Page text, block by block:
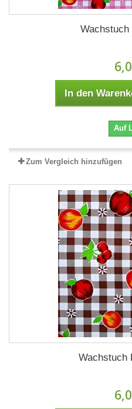
Wachstuch
In den
Auf
Zum Vergleich hinzufügen
Wachstuch